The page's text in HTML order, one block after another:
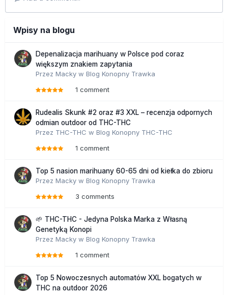
Wpisy na blogu
Depenalizacja marihuany w Polsce pod coraz
większym znakiem zapytania
Przez Macky w Blog Konopny Trawka
1 comment
Rudealis Skunk #2 oraz #3 XXL – recenzja odpornych
odmian outdoor od THC-THC
Przez THC-THC w Blog Konopny THC-THC
1 comment
Top 5 nasion marihuany 60-65 dni od kiełka do zbioru
Przez Macky w Blog Konopny Trawka
3 comments
🌱 THC-THC - Jedyna Polska Marka z Własną
Genetyką Konopi
Przez Macky w Blog Konopny Trawka
1 comment
Top 5 Nowoczesnych automatów XXL bogatych w
THC na outdoor 2026